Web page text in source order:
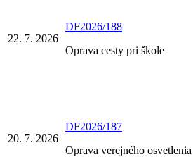
22. 7. 2026
DF2026/188
Oprava cesty pri škole
20. 7. 2026
DF2026/187
Oprava verejného osvetlenia